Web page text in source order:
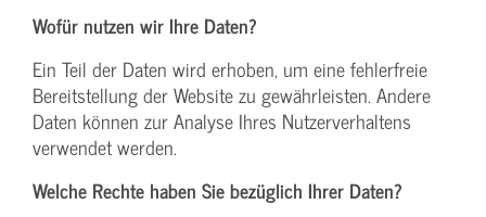
Wofür nutzen wir Ihre Daten?
Ein Teil der Daten wird erhoben, um eine fehlerfreie
Bereitstellung der Website zu gewährleisten. Andere
Daten können zur Analyse Ihres Nutzerverhaltens
verwendet werden.
Welche Rechte haben Sie bezüglich Ihrer Daten?